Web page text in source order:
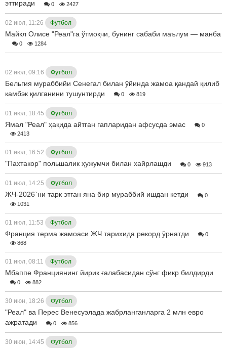
эттиради
0 2427
02 июл, 11:26 Футбол
Майкл Олисе "Реал"га ўтмоқчи, бунинг сабаби маълум — манба
0 1284
02 июл, 09:16 Футбол
Бельгия мураббийи Сенегал билан ўйинда жамоа қандай қилиб
камбэк қилганини тушунтирди
0 819
01 июл, 18:45 Футбол
Ямал "Реал" ҳақида айтган гапларидан афсусда эмас
0
2413
01 июл, 16:52 Футбол
"Пахтакор" польшалик ҳужумчи билан хайрлашди 0 913
01 июл, 14:25 Футбол
ЖЧ-2026`ни тарк этган яна бир мураббий ишдан кетди
0
1031
01 июл, 11:53 Футбол
Франция терма жамоаси ЖЧ тарихида рекорд ўрнатди
0
868
01 июл, 08:11 Футбол
Мбаппе Франциянинг йирик ғалабасидан сўнг фикр билдирди
0 882
30 июн, 18:26 Футбол
"Реал" ва Перес Венесуэлада жабрланганларга 2 млн евро
ажратади
0 856
30 июн, 14:45 Футбол